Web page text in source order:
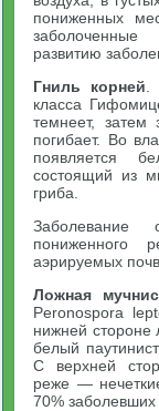
пониженных
развитию
Гниль корней
класса
темнеет, затем
погибает. Во
появляется
состоящий из
гриба.
Заболевание
пониженного
аэрируемых
Ложная
Peronospora
нижней стороне
белый
С верхней
реже —
70% заболевших